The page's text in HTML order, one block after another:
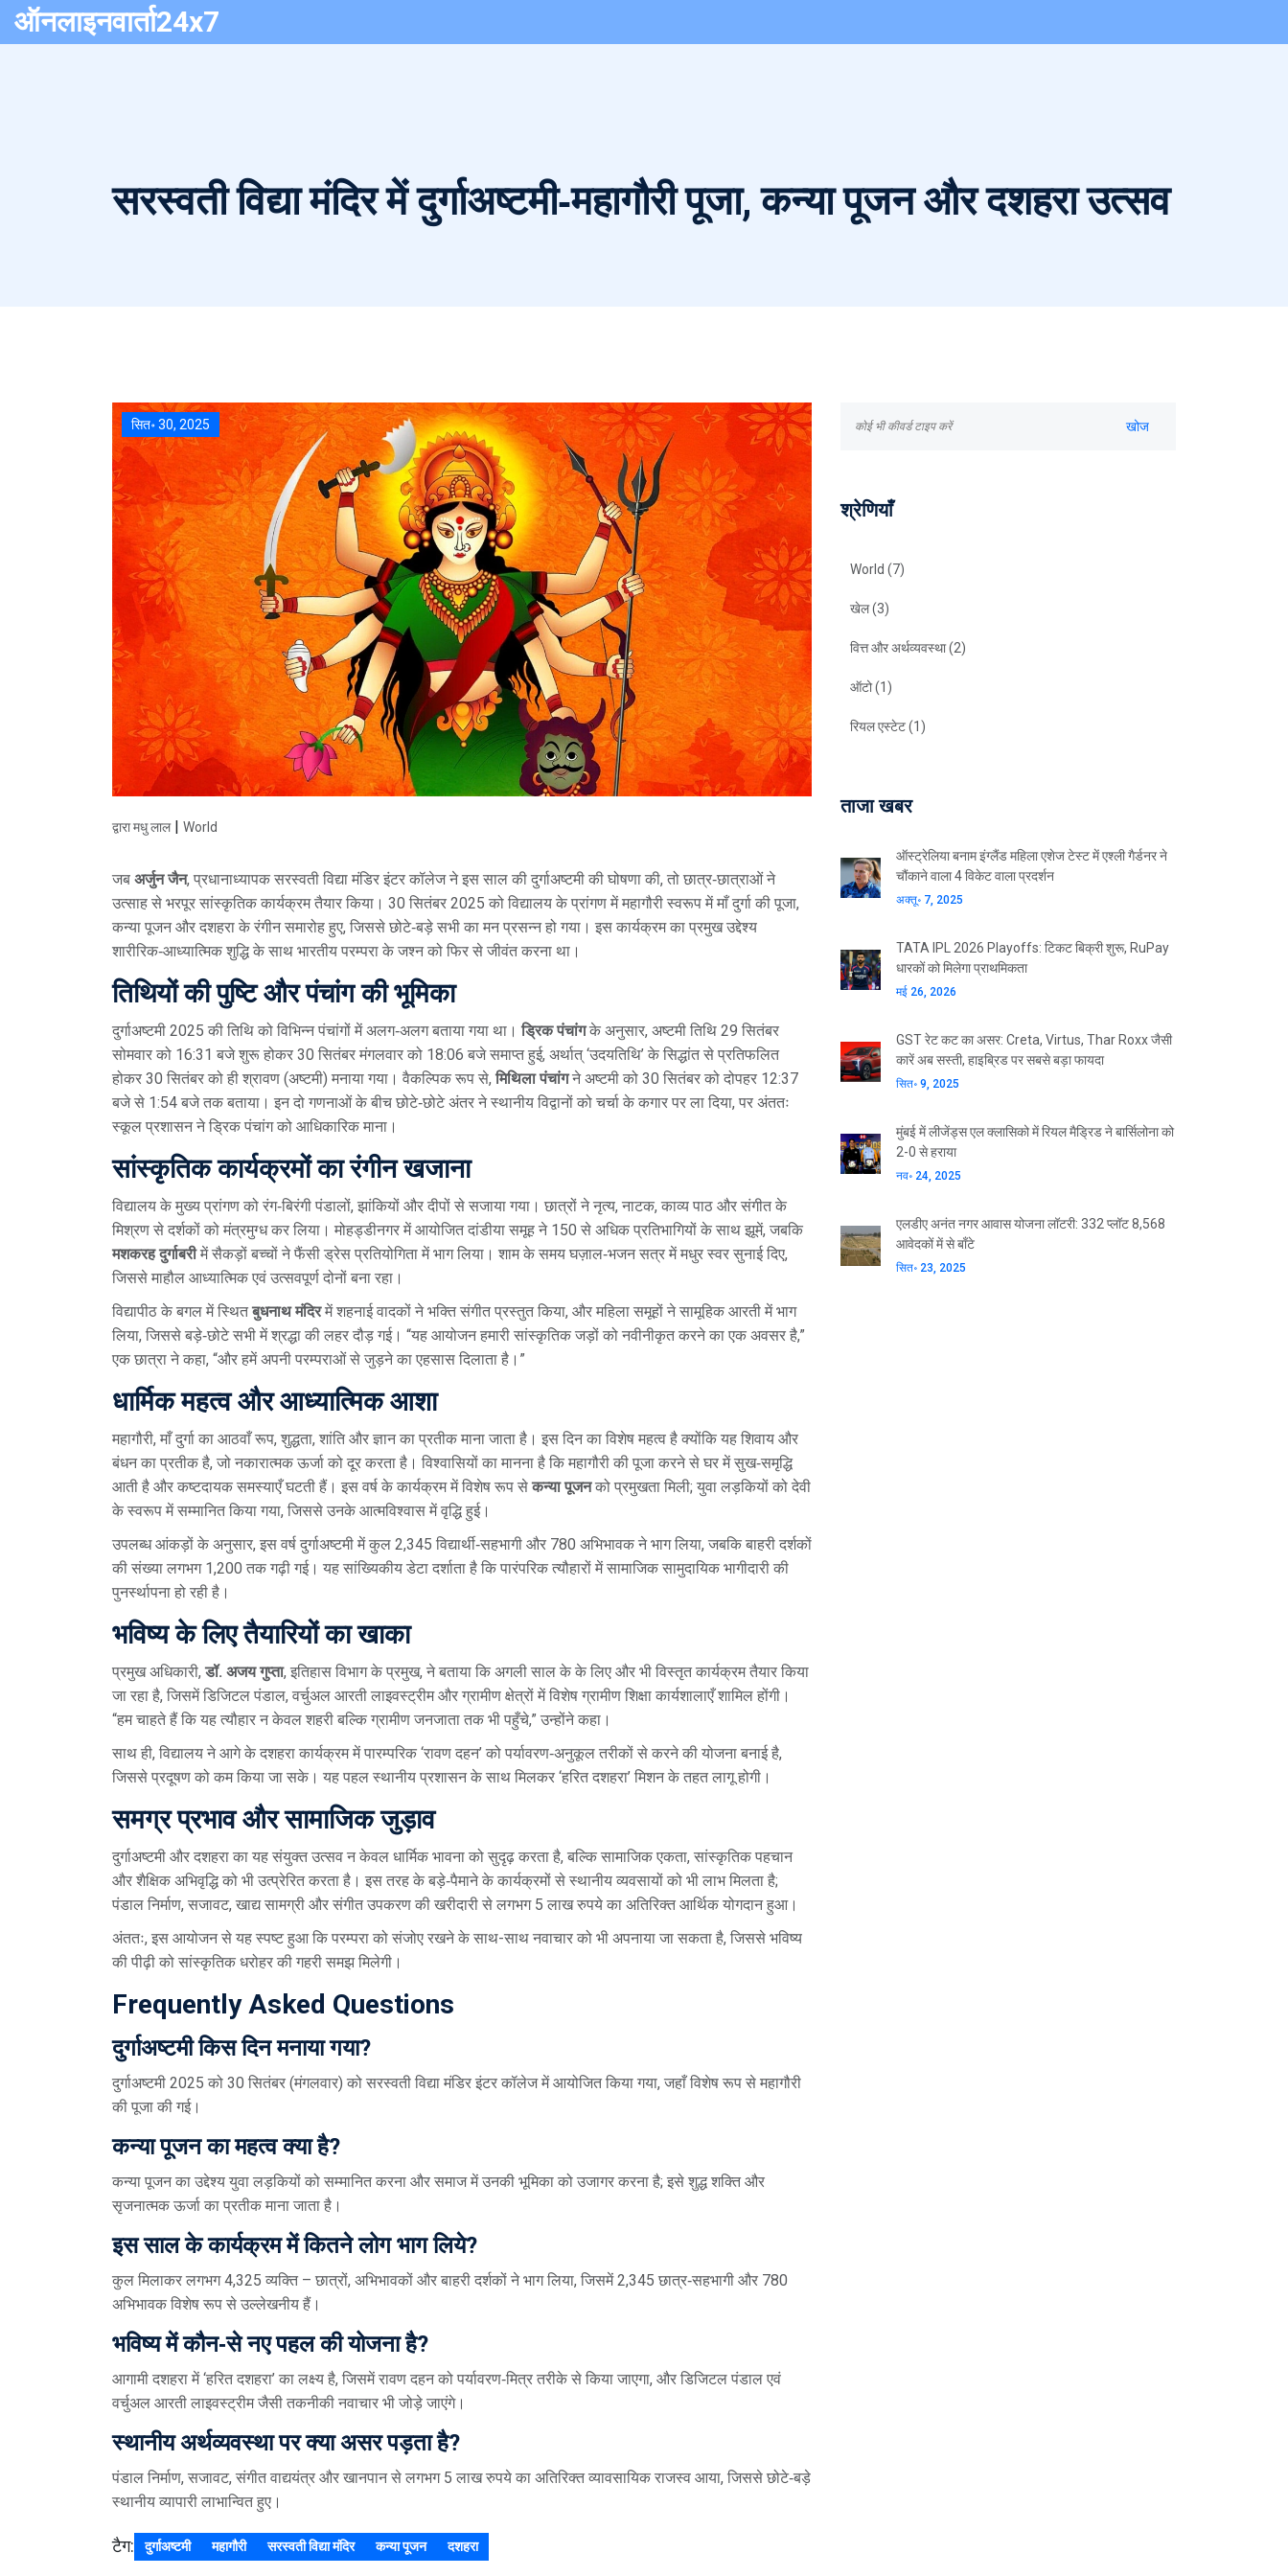
ऑनलाइनवार्ता24x7
सरस्वती विद्या मंदिर में दुर्गाअष्टमी‑महागौरी पूजा, कन्या पूजन और दशहरा उत्सव
सित॰ 30, 2025
द्वारा मधु लाल| World
जब अर्जुन जैन, प्रधानाध्यापक सरस्वती विद्या मंडिर इंटर कॉलेजने इस साल की दुर्गाअष्टमी की घोषणा की, तो छात्र‑छात्राओं ने
उत्साह से भरपूर सांस्कृतिक कार्यक्रम तैयार किया। 30 सितंबर 2025 को विद्यालय के प्रांगण में महागौरी स्वरूप में माँ दुर्गा की पूजा,
कन्या पूजन और दशहरा के रंगीन समारोह हुए, जिससे छोटे‑बड़े सभी का मन प्रसन्न हो गया। इस कार्यक्रम का प्रमुख उद्देश्य
शारीरिक‑आध्यात्मिक शुद्धि के साथ भारतीय परम्परा के जश्न को फिर से जीवंत करना था।
तिथियों की पुष्टि और पंचांग की भूमिका
दुर्गाअष्टमी 2025 की तिथि को विभिन्न पंचांगों में अलग‑अलग बताया गया था।ड्रिक पंचांगके अनुसार, अष्टमी तिथि 29 सितंबर
सोमवार को 16:31 बजे शुरू होकर 30 सितंबर मंगलवार को 18:06 बजे समाप्त हुई, अर्थात् ‘उदयतिथि’ के सिद्धांत से प्रतिफलित
होकर 30 सितंबर को ही श्रावण (अष्टमी) मनाया गया। वैकल्पिक रूप से,मिथिला पंचांगने अष्टमी को 30 सितंबर को दोपहर 12:37
बजे से 1:54 बजे तक बताया। इन दो गणनाओं के बीच छोटे‑छोटे अंतर ने स्थानीय विद्वानों को चर्चा के कगार पर ला दिया, पर अंततः
स्कूल प्रशासन ने ड्रिक पंचांग को आधिकारिक माना।
सांस्कृतिक कार्यक्रमों का रंगीन खजाना
विद्यालय के मुख्य प्रांगण को रंग‑बिरंगी पंडालों, झांकियों और दीपों से सजाया गया। छात्रों ने नृत्य, नाटक, काव्य पाठ और संगीत के
मिश्रण से दर्शकों को मंत्रमुग्ध कर लिया। मोहड्डीनगर में आयोजित दांडीया समूह ने 150 से अधिक प्रतिभागियों के साथ झूमें, जबकि
मशकरह दुर्गाबरीमें सैकड़ों बच्चों ने फैंसी ड्रेस प्रतियोगिता में भाग लिया। शाम के समय घज़ाल‑भजन सत्र में मधुर स्वर सुनाई दिए,
जिससे माहौल आध्यात्मिक एवं उत्सवपूर्ण दोनों बना रहा।
विद्यापीठ के बगल में स्थितबुधनाथ मंदिरमें शहनाई वादकों ने भक्ति संगीत प्रस्तुत किया, और महिला समूहों ने सामूहिक आरती में भाग
लिया, जिससे बड़े‑छोटे सभी में श्रद्धा की लहर दौड़ गई। “यह आयोजन हमारी सांस्कृतिक जड़ों को नवीनीकृत करने का एक अवसर है,”
एक छात्रा ने कहा, “और हमें अपनी परम्पराओं से जुड़ने का एहसास दिलाता है।”
धार्मिक महत्व और आध्यात्मिक आशा
महागौरी, माँ दुर्गा का आठवाँ रूप, शुद्धता, शांति और ज्ञान का प्रतीक माना जाता है। इस दिन का विशेष महत्व है क्योंकि यह शिवाय और
बंधन का प्रतीक है, जो नकारात्मक ऊर्जा को दूर करता है। विश्वासियों का मानना है कि महागौरी की पूजा करने से घर में सुख‑समृद्धि
आती है और कष्टदायक समस्याएँ घटती हैं। इस वर्ष के कार्यक्रम में विशेष रूप सेकन्या पूजनको प्रमुखता मिली; युवा लड़कियों को देवी
के स्वरूप में सम्मानित किया गया, जिससे उनके आत्मविश्वास में वृद्धि हुई।
उपलब्ध आंकड़ों के अनुसार, इस वर्ष दुर्गाअष्टमी में कुल 2,345 विद्यार्थी‑सहभागी और 780 अभिभावक ने भाग लिया, जबकि बाहरी दर्शकों
की संख्या लगभग 1,200 तक गढ़ी गई। यह सांख्यिकीय डेटा दर्शाता है कि पारंपरिक त्यौहारों में सामाजिक सामुदायिक भागीदारी की
पुनर्स्थापना हो रही है।
भविष्य के लिए तैयारियों का खाका
प्रमुख अधिकारी,डॉ. अजय गुप्ता, इतिहास विभाग के प्रमुख, ने बताया कि अगली साल के के लिए और भी विस्तृत कार्यक्रम तैयार किया
जा रहा है, जिसमें डिजिटल पंडाल, वर्चुअल आरती लाइवस्ट्रीम और ग्रामीण क्षेत्रों में विशेष ग्रामीण शिक्षा कार्यशालाएँ शामिल होंगी।
“हम चाहते हैं कि यह त्यौहार न केवल शहरी बल्कि ग्रामीण जनजाता तक भी पहुँचे,” उन्होंने कहा।
साथ ही, विद्यालय ने आगे के दशहरा कार्यक्रम में पारम्परिक ‘रावण दहन’ को पर्यावरण‑अनुकूल तरीकों से करने की योजना बनाई है,
जिससे प्रदूषण को कम किया जा सके। यह पहल स्थानीय प्रशासन के साथ मिलकर ‘हरित दशहरा’ मिशन के तहत लागू होगी।
समग्र प्रभाव और सामाजिक जुड़ाव
दुर्गाअष्टमी और दशहरा का यह संयुक्त उत्सव न केवल धार्मिक भावना को सुदृढ़ करता है, बल्कि सामाजिक एकता, सांस्कृतिक पहचान
और शैक्षिक अभिवृद्धि को भी उत्प्रेरित करता है। इस तरह के बड़े‑पैमाने के कार्यक्रमों से स्थानीय व्यवसायों को भी लाभ मिलता है;
पंडाल निर्माण, सजावट, खाद्य सामग्री और संगीत उपकरण की खरीदारी से लगभग 5 लाख रुपये का अतिरिक्त आर्थिक योगदान हुआ।
अंततः, इस आयोजन से यह स्पष्ट हुआ कि परम्परा को संजोए रखने के साथ-साथ नवाचार को भी अपनाया जा सकता है, जिससे भविष्य
की पीढ़ी को सांस्कृतिक धरोहर की गहरी समझ मिलेगी।
Frequently Asked Questions
दुर्गाअष्टमी किस दिन मनाया गया?
दुर्गाअष्टमी 2025 को 30 सितंबर (मंगलवार) को सरस्वती विद्या मंडिर इंटर कॉलेज में आयोजित किया गया, जहाँ विशेष रूप से महागौरी
की पूजा की गई।
कन्या पूजन का महत्व क्या है?
कन्या पूजन का उद्देश्य युवा लड़कियों को सम्मानित करना और समाज में उनकी भूमिका को उजागर करना है; इसे शुद्ध शक्ति और
सृजनात्मक ऊर्जा का प्रतीक माना जाता है।
इस साल के कार्यक्रम में कितने लोग भाग लिये?
कुल मिलाकर लगभग 4,325 व्यक्ति – छात्रों, अभिभावकों और बाहरी दर्शकों ने भाग लिया, जिसमें 2,345 छात्र‑सहभागी और 780
अभिभावक विशेष रूप से उल्लेखनीय हैं।
भविष्य में कौन‑से नए पहल की योजना है?
आगामी दशहरा में ‘हरित दशहरा’ का लक्ष्य है, जिसमें रावण दहन को पर्यावरण‑मित्र तरीके से किया जाएगा, और डिजिटल पंडाल एवं
वर्चुअल आरती लाइवस्ट्रीम जैसी तकनीकी नवाचार भी जोड़े जाएंगे।
स्थानीय अर्थव्यवस्था पर क्या असर पड़ता है?
पंडाल निर्माण, सजावट, संगीत वाद्ययंत्र और खानपान से लगभग 5 लाख रुपये का अतिरिक्त व्यावसायिक राजस्व आया, जिससे छोटे‑बड़े
स्थानीय व्यापारी लाभान्वित हुए।
टैग: दुर्गाअष्टमी महागौरी सरस्वती विद्या मंदिर कन्या पूजन दशहरा
श्रेणियाँ
World (7)
खेल(3)
वित्त और अर्थव्यवस्था(2)
ऑटो(1)
रियल एस्टेट(1)
ताजा खबर
ऑस्ट्रेलिया बनाम इंग्लैंड महिला एशेज टेस्ट में एश्ली गैर्डनर ने
चौंकाने वाला 4 विकेट वाला प्रदर्शन
अक्तू॰ 7, 2025
TATA IPL 2026 Playoffs: टिकट बिक्री शुरू, RuPay
धारकों को मिलेगा प्राथमिकता
मई 26, 2026
GST रेट कट का असर: Creta, Virtus, Thar Roxx जैसी
कारें अब सस्ती, हाइब्रिड पर सबसे बड़ा फायदा
सित॰ 9, 2025
मुंबई में लीजेंड्स एल क्लासिको में रियल मैड्रिड ने बार्सिलोना को
2-0 से हराया
नव॰ 24, 2025
एलडीए अनंत नगर आवास योजना लॉटरी: 332 प्लॉट 8,568
आवेदकों में से बाँटे
सित॰ 23, 2025